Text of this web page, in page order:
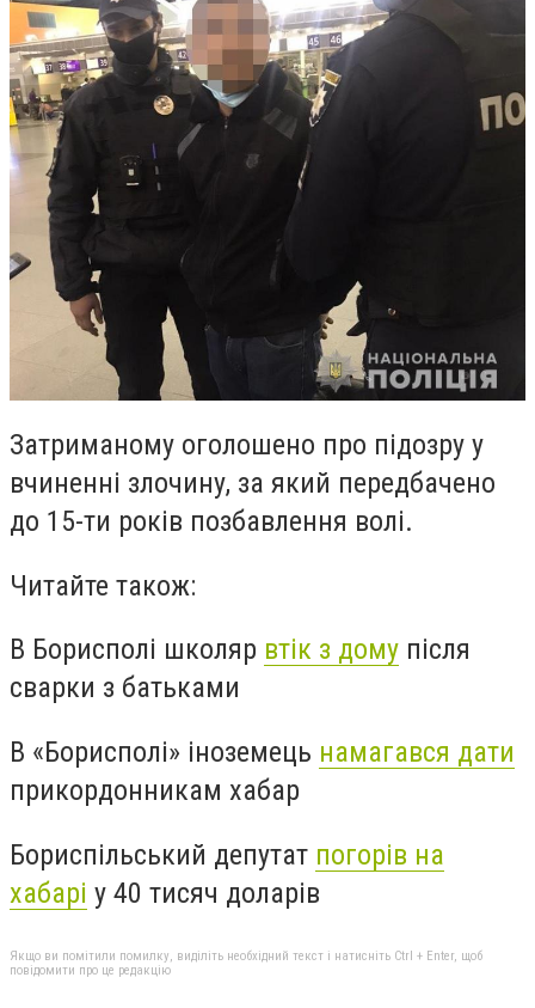
Затриманому оголошено про підозру у
вчиненні злочину, за який передбачено
до 15-ти років позбавлення волі.
Читайте також:
В Борисполі школяр втік з дому після
сварки з батьками
В «Борисполі» іноземець намагався дати
прикордонникам хабар
Бориспільський депутат погорів на
хабарі у 40 тисяч доларів
Якщо ви помітили помилку, виділіть необхідний текст і натисніть Ctrl + Enter, щоб
повідомити про це редакцію